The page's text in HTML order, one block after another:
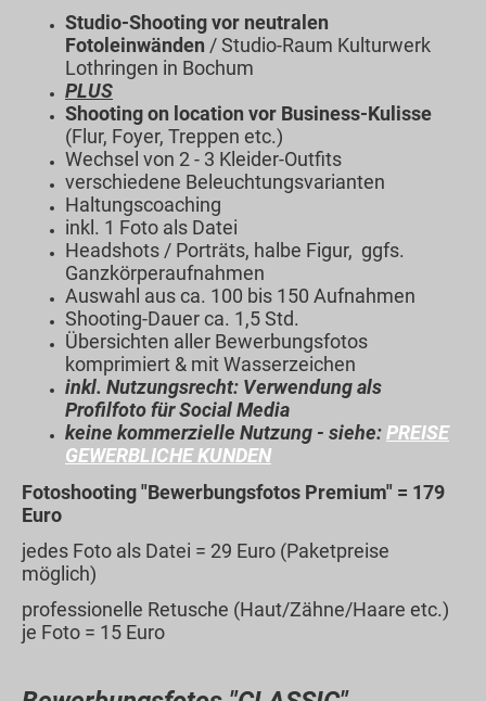
Studio-Shooting vor neutralen
Fotoleinwänden / Studio-Raum Kulturwerk
Lothringen in Bochum
PLUS
Shooting on location vor Business-Kulisse
(Flur, Foyer, Treppen etc.)
Wechsel von 2 - 3 Kleider-Outfits
verschiedene Beleuchtungsvarianten
Haltungscoaching
inkl. 1 Foto als Datei
Headshots / Porträts, halbe Figur, ggfs.
Ganzkörperaufnahmen
Auswahl aus ca. 100 bis 150 Aufnahmen
Shooting-Dauer ca. 1,5 Std.
Übersichten aller Bewerbungsfotos
komprimiert & mit Wasserzeichen
inkl. Nutzungsrecht: Verwendung als
Profilfoto für Social Media
keine kommerzielle Nutzung - siehe:PREISE
GEWERBLICHE KUNDEN
Fotoshooting "Bewerbungsfotos Premium" = 179
Euro
jedes Foto als Datei = 29 Euro (Paketpreise
möglich)
professionelle Retusche (Haut/Zähne/Haare etc.)
je Foto = 15 Euro